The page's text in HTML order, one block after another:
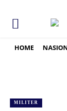
HOME
MILITER